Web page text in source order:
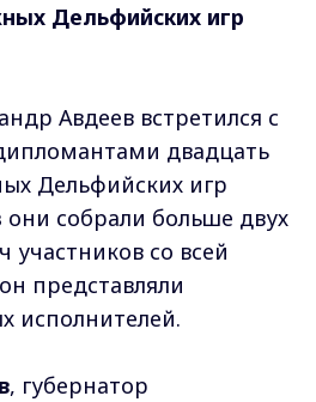
Дельфийских игр
Авдеев встретился с
двадцать
Дельфийских игр
они собрали больше двух
участников со всей
представляли
исполнителей.
, губернатор